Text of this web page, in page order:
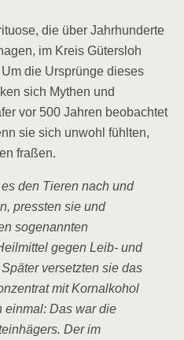
die über Jahrhunderte
im Kreis Gütersloh
die Ursprünge dieses
sich Mythen und
vor 500 Jahren beobachtet
sie sich unwohl fühlten,
fraßen.
den Tieren nach und
pressten sie und
sogenannten
gegen Leib- und
versetzten sie das
mit Kornalkohol
einmal: Das war die
Der im